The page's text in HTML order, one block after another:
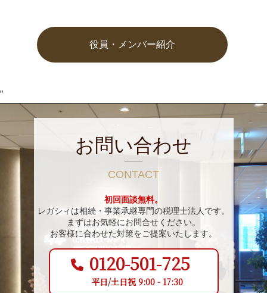
役員・メンバー紹介
”
お問い合わせ
CONTACT
初回面談無料。
レガシィは相続・事業承継専門の税理士法人です。
まずはお気軽にお問合せください。
お客様に合わせた対策をご提案いたします。
0120-501-725
平日/土日祝 9:00 - 17:30